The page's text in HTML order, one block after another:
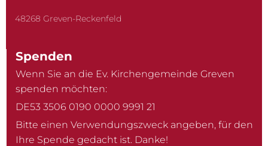
48268 Greven-Reckenfeld
Spenden
Wenn Sie an die Ev. Kirchengemeinde Greven
spenden möchten:
DE53 3506 0190 0000 9991 21
Bitte einen Verwendungszweck angeben, für den
Ihre Spende gedacht ist. Danke!